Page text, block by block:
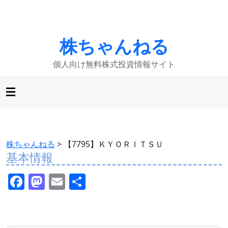
株ちゃんねる
個人向け無料株式投資情報サイト
株ちゃんねる > 【7795】ＫＹＯＲＩＴＳＵ
基本情報
F M E